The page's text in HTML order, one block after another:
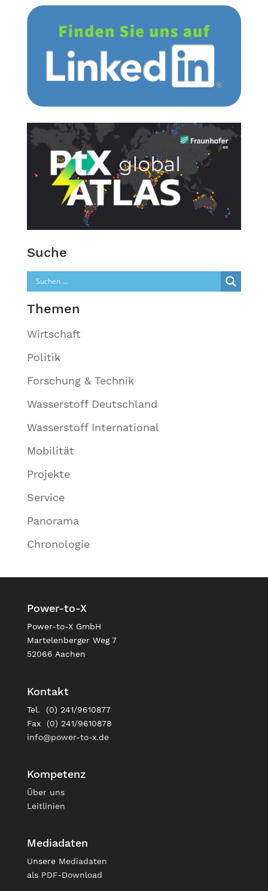
Suche
Themen
Wirtschaft
Politik
Forschung & Technik
Wasserstoff Deutschland
Wasserstoff International
Mobilität
Projekte
Service
Panorama
Chronologie
Power-to-X
Power-to-X GmbH
Martelenberger Weg 7
52066 Aachen
Kontakt
Tel. (0) 241/9610877
Fax (0) 241/9610878
info@power-to-x.de
Kompetenz
Über uns
Leitlinien
Mediadaten
Unsere Mediadaten
als PDF-Download